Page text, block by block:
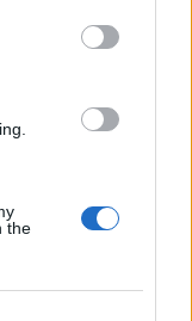
the
OVO
od